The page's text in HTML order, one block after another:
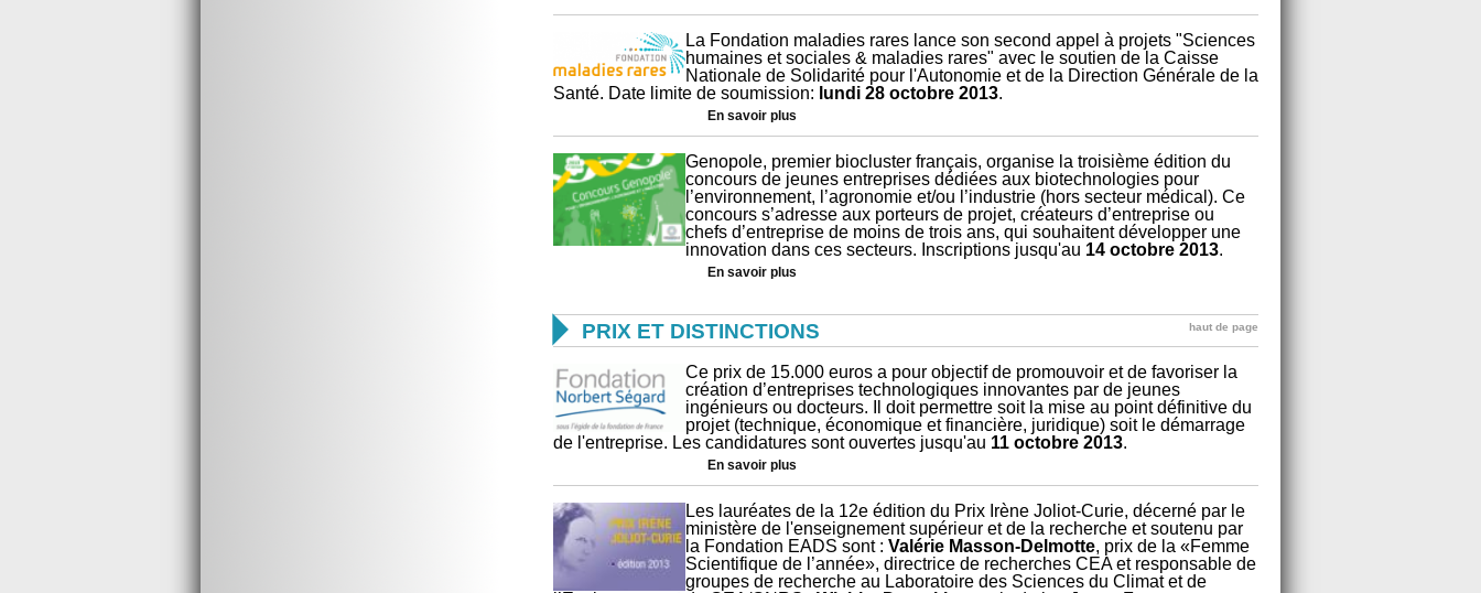
La Fondation maladies rares lance son second appel à projets "Sciences
humaines et sociales & maladies rares" avec le soutien de la Caisse
Nationale de Solidarité pour l'Autonomie et de la Direction Générale de la
Santé. Date limite de soumission: lundi 28 octobre 2013.
En savoir plus
Genopole, premier biocluster français, organise la troisième édition du
concours de jeunes entreprises dédiées aux biotechnologies pour
l’environnement, l’agronomie et/ou l’industrie (hors secteur médical). Ce
concours s’adresse aux porteurs de projet, créateurs d’entreprise ou
chefs d’entreprise de moins de trois ans, qui souhaitent développer une
innovation dans ces secteurs. Inscriptions jusqu'au 14 octobre 2013.
En savoir plus
 PRIX ET DISTINCTIONS haut de page
Ce prix de 15.000 euros a pour objectif de promouvoir et de favoriser la
création d’entreprises technologiques innovantes par de jeunes
ingénieurs ou docteurs. Il doit permettre soit la mise au point définitive du
projet (technique, économique et financière, juridique) soit le démarrage
de l'entreprise. Les candidatures sont ouvertes jusqu'au 11 octobre 2013.
En savoir plus
Les lauréates de la 12e édition du Prix Irène Joliot-Curie, décerné par le
ministère de l'enseignement supérieur et de la recherche et soutenu par
la Fondation EADS sont : Valérie Masson-Delmotte, prix de la «Femme
Scientifique de l’année», directrice de recherches CEA et responsable de
groupes de recherche au Laboratoire des Sciences du Climat et de